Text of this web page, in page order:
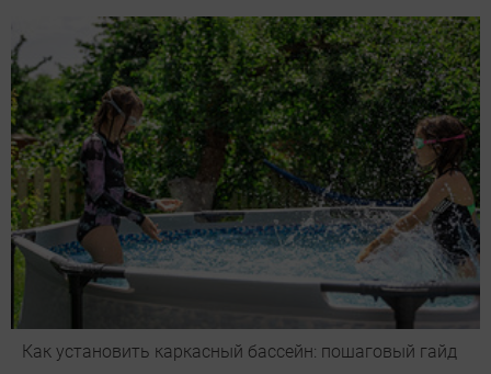
Как установить каркасный бассейн: пошаговый гайд